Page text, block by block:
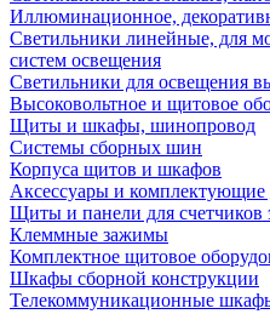
Иллюминационное,
Светильники линейные, для
систем освещения
Светильники для освещения
Высоковольтное и щитовое
Щиты и шкафы, шинопровод
Системы сборных шин
Корпуса щитов и шкафов
Аксессуары и
Щиты и панели для счетчиков
Клеммные зажимы
Комплектное щитовое
Шкафы сборной конструкции
Телекоммуникационные